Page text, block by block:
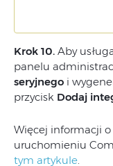
Krok 10. Aby
panelu
seryjnego i
przycisk Dodaj
Więcej informacji
uruchomieniu
tym artykule